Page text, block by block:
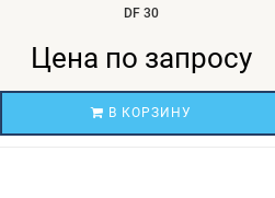
DF 30
Цена по запросу
В КОРЗИНУ